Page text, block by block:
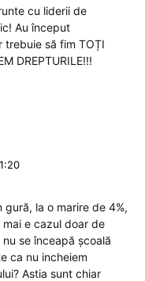
cu liderii de
Au început
trebuie să fim TOȚI
DREPTURILE!!!
la o marire de 4%,
e cazul doar de
se înceapă școală
ca nu incheiem
Astia sunt chiar